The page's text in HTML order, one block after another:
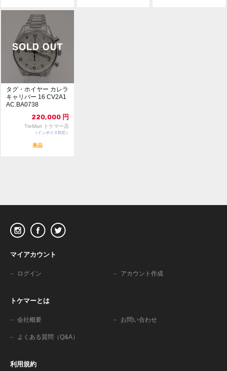
タグ・ホイヤー カレラ
キャリバー 16 CV2A1
AC.BA0738
220,000 円
TreMart トケマー店
（インボイス対応）
美品
マイアカウント
ログイン アカウント作成
トケマーとは
会社概要 お問い合わせ
よくある質問（Q&A）
利用規約